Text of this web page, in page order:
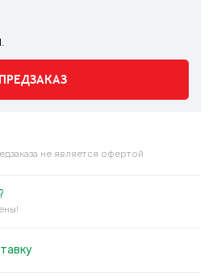
ПРЕДЗАКАЗ
не является офертой